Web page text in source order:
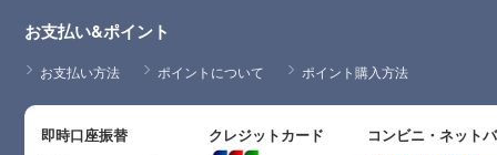
お支払い&ポイント
お支払い方法 ポイントについて ポイント購入方法
即時口座振替 クレジットカード コンビニ・ネット